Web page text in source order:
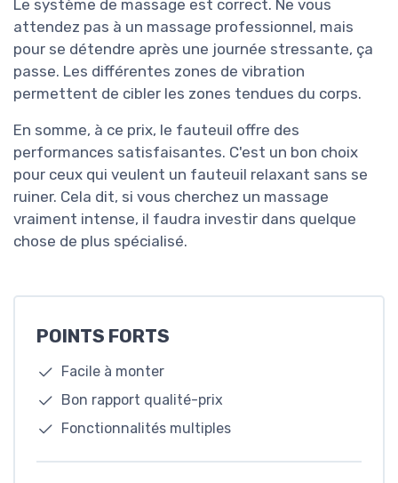
Le système de massage est correct. Ne vous
attendez pas à un massage professionnel, mais
pour se détendre après une journée stressante, ça
passe. Les différentes zones de vibration
permettent de cibler les zones tendues du corps.
En somme, à ce prix, le fauteuil offre des
performances satisfaisantes. C'est un bon choix
pour ceux qui veulent un fauteuil relaxant sans se
ruiner. Cela dit, si vous cherchez un massage
vraiment intense, il faudra investir dans quelque
chose de plus spécialisé.
POINTS FORTS
Facile à monter
Bon rapport qualité-prix
Fonctionnalités multiples